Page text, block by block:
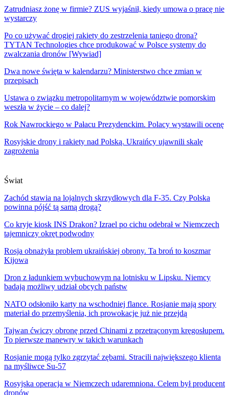
Zatrudniasz żonę w firmie? ZUS wyjaśnił, kiedy umowa o pracę nie
wystarczy
Po co używać drogiej rakiety do zestrzelenia taniego drona?
TYTAN Technologies chce produkować w Polsce systemy do
zwalczania dronów [Wywiad]
Dwa nowe święta w kalendarzu? Ministerstwo chce zmian w
przepisach
Ustawa o związku metropolitarnym w województwie pomorskim
weszła w życie – co dalej?
Rok Nawrockiego w Pałacu Prezydenckim. Polacy wystawili ocenę
Rosyjskie drony i rakiety nad Polską. Ukraińcy ujawnili skalę
zagrożenia
Świat
Zachód stawia na lojalnych skrzydłowych dla F-35. Czy Polska
powinna pójść tą samą drogą?
Co kryje kiosk INS Drakon? Izrael po cichu odebrał w Niemczech
tajemniczy okręt podwodny
Rosja obnażyła problem ukraińskiej obrony. Ta broń to koszmar
Kijowa
Dron z ładunkiem wybuchowym na lotnisku w Lipsku. Niemcy
badają możliwy udział obcych państw
NATO odsłoniło karty na wschodniej flance. Rosjanie mają spory
materiał do przemyślenia, ich prowokacje już nie przejdą
Tajwan ćwiczy obronę przed Chinami z przetrąconym kręgosłupem.
To pierwsze manewry w takich warunkach
Rosjanie mogą tylko zgrzytać zębami. Stracili największego klienta
na myśliwce Su-57
Rosyjska operacja w Niemczech udaremniona. Celem był producent
dronów